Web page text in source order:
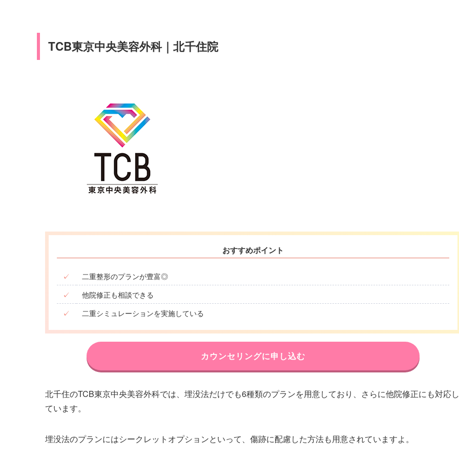
TCB東京中央美容外科｜北千住院
おすすめポイント
✓
二重整形のプランが豊富◎
✓
他院修正も相談できる
✓
二重シミュレーションを実施している
カウンセリングに申し込む
北千住のTCB東京中央美容外科では、埋没法だけでも6種類のプランを用意しており、さらに他院修正にも対応し
ています。
埋没法のプランにはシークレットオプションといって、傷跡に配慮した方法も用意されていますよ。